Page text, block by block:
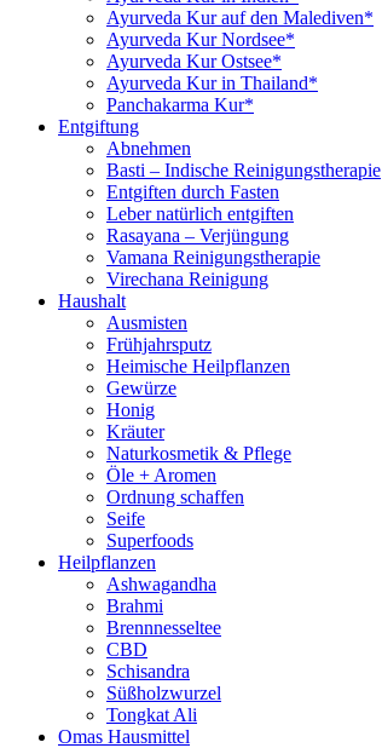
Ayurveda Kur auf den Malediven*
Ayurveda Kur Nordsee*
Ayurveda Kur Ostsee*
Ayurveda Kur in Thailand*
Panchakarma Kur*
Entgiftung
Abnehmen
Basti – Indische Reinigungstherapie
Entgiften durch Fasten
Leber natürlich entgiften
Rasayana – Verjüngung
Vamana Reinigungstherapie
Virechana Reinigung
Haushalt
Ausmisten
Frühjahrsputz
Heimische Heilpflanzen
Gewürze
Honig
Kräuter
Naturkosmetik & Pflege
Öle + Aromen
Ordnung schaffen
Seife
Superfoods
Heilpflanzen
Ashwagandha
Brahmi
Brennnesseltee
CBD
Schisandra
Süßholzwurzel
Tongkat Ali
Omas Hausmittel